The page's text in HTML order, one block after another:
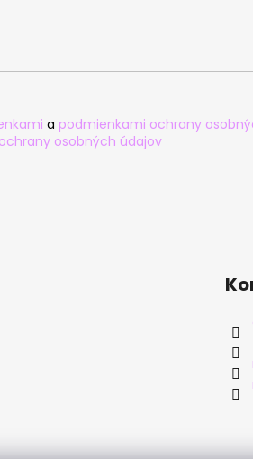
a podmienkami ochrany
osobných údajov